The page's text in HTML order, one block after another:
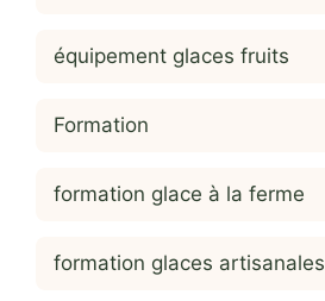
équipement glaces fruits
Formation
formation glace à la ferme
formation glaces artisanales